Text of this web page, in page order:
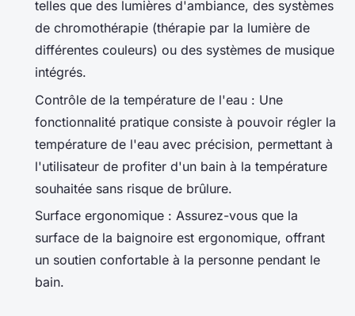
telles que des lumières d'ambiance, des systèmes
de chromothérapie (thérapie par la lumière de
différentes couleurs) ou des systèmes de musique
intégrés.
Contrôle de la température de l'eau : Une
fonctionnalité pratique consiste à pouvoir régler la
température de l'eau avec précision, permettant à
l'utilisateur de profiter d'un bain à la température
souhaitée sans risque de brûlure.
Surface ergonomique : Assurez-vous que la
surface de la baignoire est ergonomique, offrant
un soutien confortable à la personne pendant le
bain.